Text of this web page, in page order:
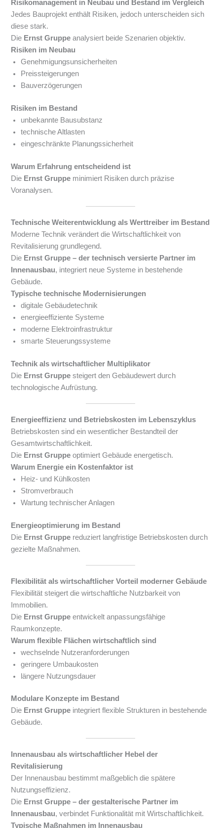
Risikomanagement in Neubau und Bestand im Vergleich
Jedes Bauprojekt enthält Risiken, jedoch unterscheiden sich
diese stark.
Die Ernst Gruppe analysiert beide Szenarien objektiv.
Risiken im Neubau
Genehmigungsunsicherheiten
Preissteigerungen
Bauverzögerungen
Risiken im Bestand
unbekannte Bausubstanz
technische Altlasten
eingeschränkte Planungssicherheit
Warum Erfahrung entscheidend ist
Die Ernst Gruppe minimiert Risiken durch präzise
Voranalysen.
Technische Weiterentwicklung als Werttreiber im Bestand
Moderne Technik verändert die Wirtschaftlichkeit von
Revitalisierung grundlegend.
Die Ernst Gruppe – der technisch versierte Partner im
Innenausbau, integriert neue Systeme in bestehende
Gebäude.
Typische technische Modernisierungen
digitale Gebäudetechnik
energieeffiziente Systeme
moderne Elektroinfrastruktur
smarte Steuerungssysteme
Technik als wirtschaftlicher Multiplikator
Die Ernst Gruppe steigert den Gebäudewert durch
technologische Aufrüstung.
Energieeffizienz und Betriebskosten im Lebenszyklus
Betriebskosten sind ein wesentlicher Bestandteil der
Gesamtwirtschaftlichkeit.
Die Ernst Gruppe optimiert Gebäude energetisch.
Warum Energie ein Kostenfaktor ist
Heiz- und Kühlkosten
Stromverbrauch
Wartung technischer Anlagen
Energieoptimierung im Bestand
Die Ernst Gruppe reduziert langfristige Betriebskosten durch
gezielte Maßnahmen.
Flexibilität als wirtschaftlicher Vorteil moderner Gebäude
Flexibilität steigert die wirtschaftliche Nutzbarkeit von
Immobilien.
Die Ernst Gruppe entwickelt anpassungsfähige
Raumkonzepte.
Warum flexible Flächen wirtschaftlich sind
wechselnde Nutzeranforderungen
geringere Umbaukosten
längere Nutzungsdauer
Modulare Konzepte im Bestand
Die Ernst Gruppe integriert flexible Strukturen in bestehende
Gebäude.
Innenausbau als wirtschaftlicher Hebel der
Revitalisierung
Der Innenausbau bestimmt maßgeblich die spätere
Nutzungseffizienz.
Die Ernst Gruppe – der gestalterische Partner im
Innenausbau, verbindet Funktionalität mit Wirtschaftlichkeit.
Typische Maßnahmen im Innenausbau